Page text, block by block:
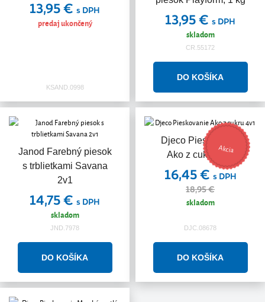
13,95 € s DPH
predaj ukončený
KSAND.0998
13,95 € s DPH
skladom
CR.55172
Janod Farebný piesok
s trblietkami Savana
2v1
14,75 € s DPH
skladom
JND.7978
Djeco Pieskovanie
Ako z cukru 4v1
Akcia
16,45 € s DPH
18,95 €
skladom
DJC.08678